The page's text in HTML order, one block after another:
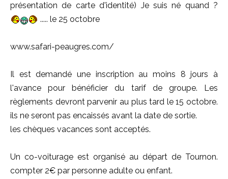
présentation de carte d'identité) Je suis né quand ?
..... le 25 octobre
www.safari-peaugres.com/
Il est demandé une inscription au moins 8 jours à
l'avance pour bénéficier du tarif de groupe. Les
règlements devront parvenir au plus tard le 15 octobre.
ils ne seront pas encaissés avant la date de sortie.
les chèques vacances sont acceptés.
Un co-voiturage est organisé au départ de Tournon.
compter 2€ par personne adulte ou enfant.